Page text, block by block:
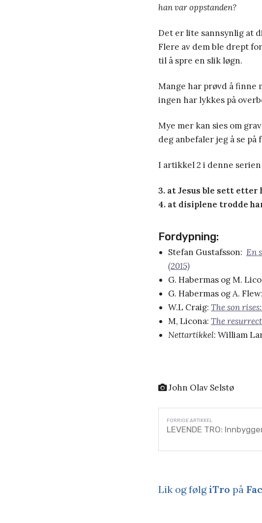
han var oppstanden?
Det er lite sannsynlig at
Flere av dem ble drept
til å spre en slik løgn.
Mange har prøvd å finne
ingen har lykkes på
Mye mer kan sies om
deg anbefaler jeg å se
I artikkel 2 i denne serien
3. at Jesus ble sett etter
4. at disiplene trodde
Fordypning:
Stefan Gustafsson: En
(2015)
G. Habermas og M.
G. Habermas og A. Flew:
W.L Craig: The son
M, Licona: The
Nettartikkel: William
John Olav Selstø
LEVENDE TRO:
Lik og følgiTro på